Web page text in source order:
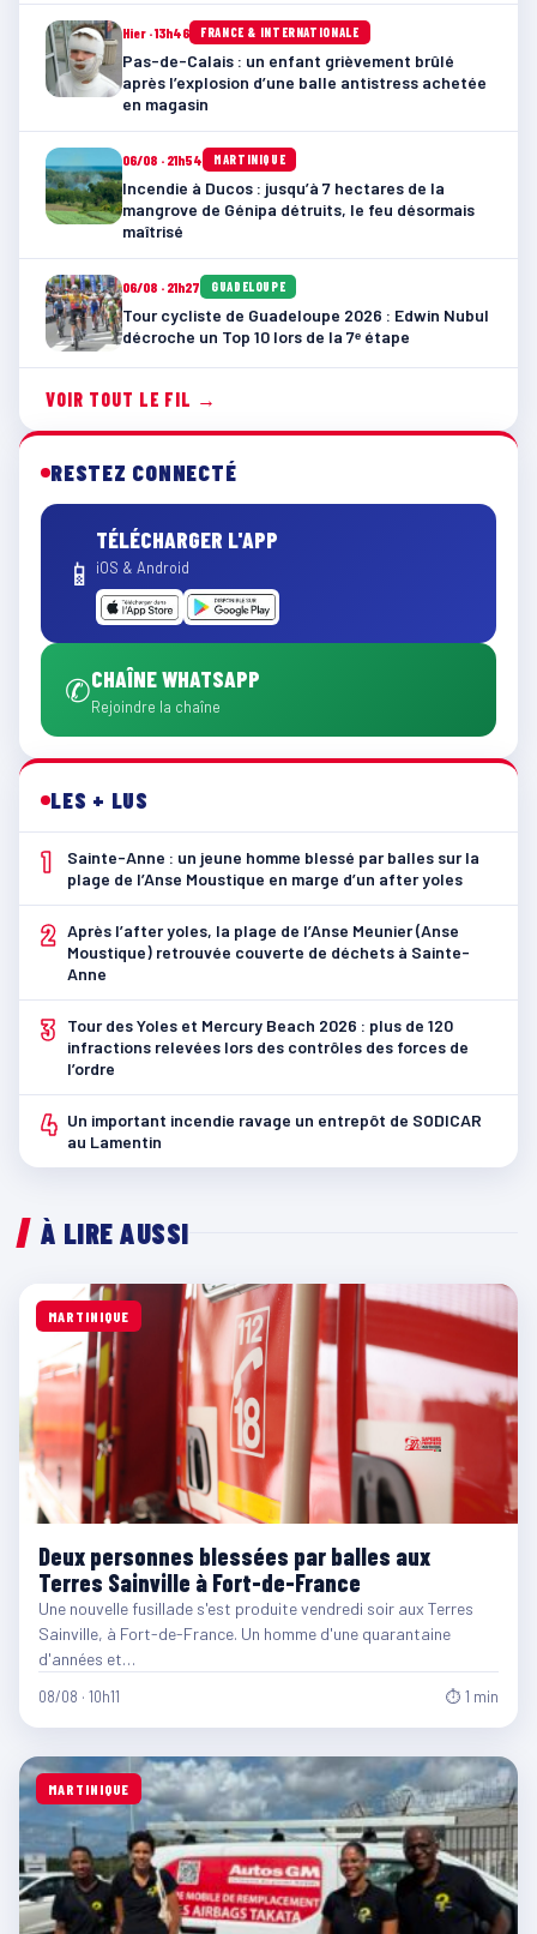
Hier · 13h46 FRANCE & INTERNATIONALE
Pas-de-Calais : un enfant grièvement brûlé
après l’explosion d’une balle antistress achetée
en magasin
06/08 · 21h54 MARTINIQUE
Incendie à Ducos : jusqu’à 7 hectares de la
mangrove de Génipa détruits, le feu désormais
maîtrisé
06/08 · 21h27 GUADELOUPE
Tour cycliste de Guadeloupe 2026 : Edwin Nubul
décroche un Top 10 lors de la 7ᵉ étape
VOIR TOUT LE FIL →
RESTEZ CONNECTÉ
📱
TÉLÉCHARGER L'APP
iOS & Android
✆CHAÎNE WHATSAPP
Rejoindre la chaîne
LES + LUS
1
Sainte-Anne : un jeune homme blessé par balles sur la
plage de l’Anse Moustique en marge d’un after yoles
2 Après l’after yoles, la plage de l’Anse Meunier (Anse
Moustique) retrouvée couverte de déchets à Sainte-
Anne
3
Tour des Yoles et Mercury Beach 2026 : plus de 120
infractions relevées lors des contrôles des forces de
l’ordre
4 Un important incendie ravage un entrepôt de SODICAR
au Lamentin
À LIRE AUSSI
MARTINIQUE
Deux personnes blessées par balles aux
Terres Sainville à Fort-de-France
Une nouvelle fusillade s'est produite vendredi soir aux Terres
Sainville, à Fort-de-France. Un homme d'une quarantaine
d'années et…
08/08 · 10h11 ⏱ 1 min
MARTINIQUE